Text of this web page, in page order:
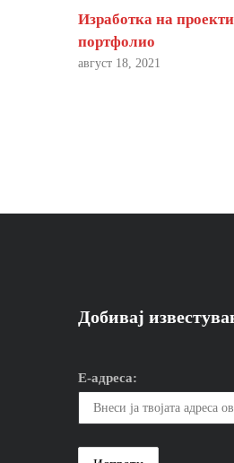
Изработка на
портфолио
август 18, 2021
Добивај
Е-адреса: